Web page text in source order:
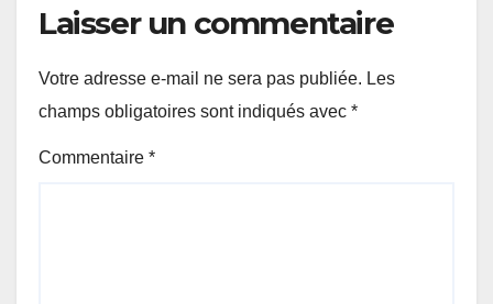
Laisser un commentaire
Votre adresse e-mail ne sera pas publiée. Les
champs obligatoires sont indiqués avec *
Commentaire *